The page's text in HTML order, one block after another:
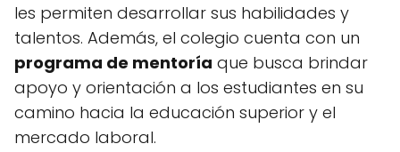
les permiten desarrollar sus habilidades y
talentos. Además, el colegio cuenta con un
programa de mentoría que busca brindar
apoyo y orientación a los estudiantes en su
camino hacia la educación superior y el
mercado laboral.